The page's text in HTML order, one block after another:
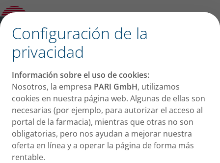
Configuración de la
privacidad
Información sobre el uso de cookies:
Nosotros, la empresa PARI GmbH, utilizamos
cookies en nuestra página web. Algunas de ellas son
necesarias (por ejemplo, para autorizar el acceso al
portal de la farmacia), mientras que otras no son
obligatorias, pero nos ayudan a mejorar nuestra
oferta en línea y a operar la página de forma más
rentable.
Historia
El grupo PARI
Éxitos en todo el mundo